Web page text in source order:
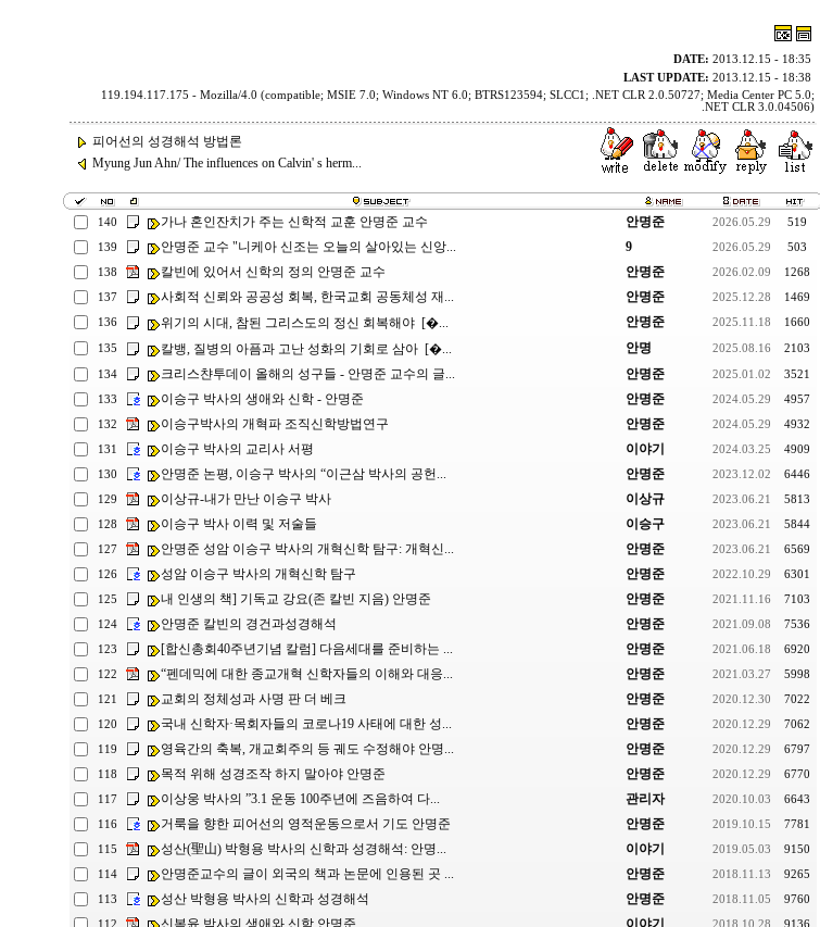
DATE: 2013.12.15 - 18:35
LAST UPDATE: 2013.12.15 - 18:38
119.194.117.175 - Mozilla/4.0 (compatible; MSIE 7.0; Windows NT 6.0; BTRS123594; SLCC1; .NET CLR 2.0.50727; Media Center PC 5.0;
.NET CLR 3.0.04506)
피어선의 성경해석 방법론
Myung Jun Ahn/ The influences on Calvin' s herm...
140 가나 혼인잔치가 주는 신학적 교훈 안명준 교수 안명준 2026.05.29 519
139 안명준 교수 "니케아 신조는 오늘의 살아있는 신앙... 9 2026.05.29 503
138 칼빈에 있어서 신학의 정의 안명준 교수 안명준 2026.02.09 1268
137 사회적 신뢰와 공공성 회복, 한국교회 공동체성 재... 안명준 2025.12.28 1469
136 위기의 시대, 참된 그리스도의 정신 회복해야 [�... 안명준 2025.11.18 1660
135 칼뱅, 질병의 아픔과 고난 성화의 기회로 삼아 [�... 안명 2025.08.16 2103
134 크리스챤투데이 올해의 성구들 - 안명준 교수의 글... 안명준 2025.01.02 3521
133 이승구 박사의 생애와 신학 - 안명준 안명준 2024.05.29 4957
132 이승구박사의 개혁파 조직신학방법연구 안명준 2024.05.29 4932
131 이승구 박사의 교리사 서평 이야기 2024.03.25 4909
130 안명준 논평, 이승구 박사의 “이근삼 박사의 공헌... 안명준 2023.12.02 6446
129 이상규-내가 만난 이승구 박사 이상규 2023.06.21 5813
128 이승구 박사 이력 및 저술들 이승구 2023.06.21 5844
127 안명준 성암 이승구 박사의 개혁신학 탐구: 개혁신... 안명준 2023.06.21 6569
126 성암 이승구 박사의 개혁신학 탐구 안명준 2022.10.29 6301
125 내 인생의 책] 기독교 강요(존 칼빈 지음) 안명준 안명준 2021.11.16 7103
124 안명준 칼빈의 경건과성경해석 안명준 2021.09.08 7536
123 [합신총회40주년기념 칼럼] 다음세대를 준비하는 ... 안명준 2021.06.18 6920
122 “펜데믹에 대한 종교개혁 신학자들의 이해와 대응... 안명준 2021.03.27 5998
121 교회의 정체성과 사명 판 더 베크 안명준 2020.12.30 7022
120 국내 신학자·목회자들의 코로나19 사태에 대한 성... 안명준 2020.12.29 7062
119 영육간의 축복, 개교회주의 등 궤도 수정해야 안명... 안명준 2020.12.29 6797
118 목적 위해 성경조작 하지 말아야 안명준 안명준 2020.12.29 6770
117 이상웅 박사의 ”3.1 운동 100주년에 즈음하여 다... 관리자 2020.10.03 6643
116 거룩을 향한 피어선의 영적운동으로서 기도 안명준 안명준 2019.10.15 7781
115 성산(聖山) 박형용 박사의 신학과 성경해석: 안명... 이야기 2019.05.03 9150
114 안명준교수의 글이 외국의 책과 논문에 인용된 곳 ... 안명준 2018.11.13 9265
113 성산 박형용 박사의 신학과 성경해석 안명준 2018.11.05 9760
112 신복윤 박사의 생애와 신학 안명준 이야기 2018.10.28 9136